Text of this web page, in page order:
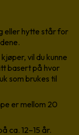
eller hytte står for
vil du kunne
basert på hvor
som brukes til
er mellom 20
ca. 12–15 år.